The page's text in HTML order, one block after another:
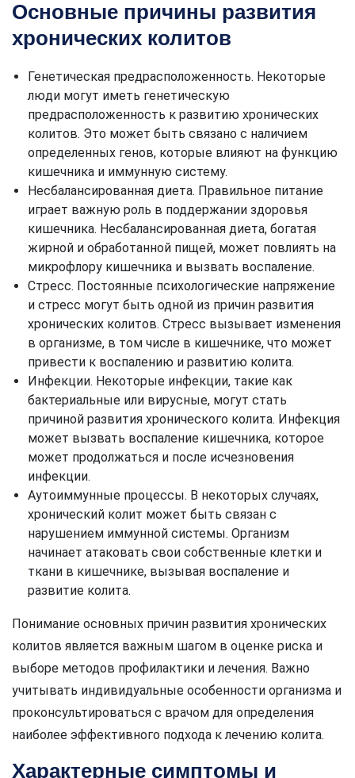
Основные причины развития
хронических колитов
Генетическая предрасположенность. Некоторые
люди могут иметь генетическую
предрасположенность к развитию хронических
колитов. Это может быть связано с наличием
определенных генов, которые влияют на функцию
кишечника и иммунную систему.
Несбалансированная диета. Правильное питание
играет важную роль в поддержании здоровья
кишечника. Несбалансированная диета, богатая
жирной и обработанной пищей, может повлиять на
микрофлору кишечника и вызвать воспаление.
Стресс. Постоянные психологические напряжение
и стресс могут быть одной из причин развития
хронических колитов. Стресс вызывает изменения
в организме, в том числе в кишечнике, что может
привести к воспалению и развитию колита.
Инфекции. Некоторые инфекции, такие как
бактериальные или вирусные, могут стать
причиной развития хронического колита. Инфекция
может вызвать воспаление кишечника, которое
может продолжаться и после исчезновения
инфекции.
Аутоиммунные процессы. В некоторых случаях,
хронический колит может быть связан с
нарушением иммунной системы. Организм
начинает атаковать свои собственные клетки и
ткани в кишечнике, вызывая воспаление и
развитие колита.
Понимание основных причин развития хронических
колитов является важным шагом в оценке риска и
выборе методов профилактики и лечения. Важно
учитывать индивидуальные особенности организма и
проконсультироваться с врачом для определения
наиболее эффективного подхода к лечению колита.
Характерные симптомы и